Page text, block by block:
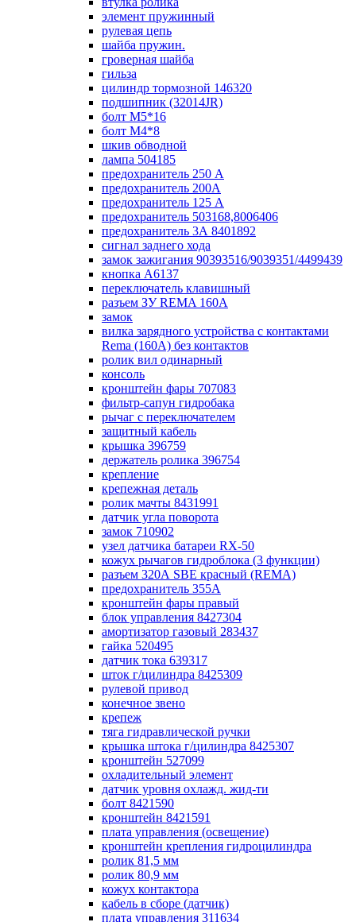
элемент пружинный
рулевая цепь
шайба пружин.
гроверная шайба
гильза
цилиндр тормозной 146320
подшипник (32014JR)
болт М5*16
болт М4*8
шкив обводной
лампа 504185
предохранитель 250 А
предохранитель 200А
предохранитель 125 А
предохранитель 503168,8006406
предохранитель 3А 8401892
сигнал заднего хода
замок зажигания 90393516/9039351/4499439
кнопка А6137
переключатель клавишный
разъем ЗУ REMA 160А
замок
вилка зарядного устройства с контактами
Rema (160А) без контактов
ролик вил одинарный
консоль
кронштейн фары 707083
фильтр-сапун гидробака
рычаг с переключателем
защитный кабель
крышка 396759
держатель ролика 396754
крепление
крепежная деталь
ролик мачты 8431991
датчик угла поворота
замок 710902
узел датчика батареи RX-50
кожух рычагов гидроблока (3 функции)
разъем 320А SBE красный (REMA)
предохранитель 355А
кронштейн фары правый
блок управления 8427304
амортизатор газовый 283437
гайка 520495
датчик тока 639317
шток г/цилиндра 8425309
рулевой привод
конечное звено
крепеж
тяга гидравлической ручки
крышка штока г/цилиндра 8425307
кронштейн 527099
охладительный элемент
датчик уровня охлажд. жид-ти
болт 8421590
кронштейн 8421591
плата управления (освещение)
кронштейн крепления гидроцилиндра
ролик 81,5 мм
ролик 80,9 мм
кожух контактора
кабель в сборе (датчик)
плата управления 311634